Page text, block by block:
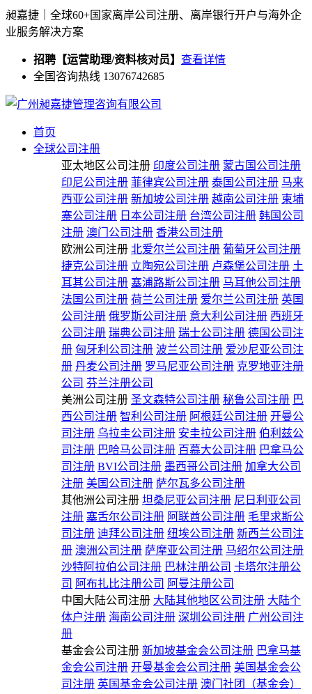
昶嘉捷｜全球60+国家离岸公司注册、离岸银行开户与海外企
业服务解决方案
招聘【运营助理/资料核对员】 查看详情
全国咨询热线 13076742685
首页
全球公司注册
亚太地区公司注册 印度公司注册 蒙古国公司注册
印尼公司注册 菲律宾公司注册 泰国公司注册 马来
西亚公司注册 新加坡公司注册 越南公司注册 柬埔
寨公司注册 日本公司注册 台湾公司注册 韩国公司
注册 澳门公司注册 香港公司注册
欧洲公司注册 北爱尔兰公司注册 葡萄牙公司注册
捷克公司注册 立陶宛公司注册 卢森堡公司注册 土
耳其公司注册 塞浦路斯公司注册 马耳他公司注册
法国公司注册 荷兰公司注册 爱尔兰公司注册 英国
公司注册 俄罗斯公司注册 意大利公司注册 西班牙
公司注册 瑞典公司注册 瑞士公司注册 德国公司注
册 匈牙利公司注册 波兰公司注册 爱沙尼亚公司注
册 丹麦公司注册 罗马尼亚公司注册 克罗地亚注册
公司 芬兰注册公司
美洲公司注册 圣文森特公司注册 秘鲁公司注册 巴
西公司注册 智利公司注册 阿根廷公司注册 开曼公
司注册 乌拉圭公司注册 安圭拉公司注册 伯利兹公
司注册 巴哈马公司注册 百慕大公司注册 巴拿马公
司注册 BVI公司注册 墨西哥公司注册 加拿大公司
注册 美国公司注册 萨尔瓦多公司注册
其他洲公司注册 坦桑尼亚公司注册 尼日利亚公司
注册 塞舌尔公司注册 阿联酋公司注册 毛里求斯公
司注册 迪拜公司注册 纽埃公司注册 新西兰公司注
册 澳洲公司注册 萨摩亚公司注册 马绍尔公司注册
沙特阿拉伯公司注册 巴林注册公司 卡塔尔注册公
司 阿布扎比注册公司 阿曼注册公司
中国大陆公司注册 大陆其他地区公司注册 大陆个
体户注册 海南公司注册 深圳公司注册 广州公司注
册
基金会公司注册 新加坡基金会公司注册 巴拿马基
金会公司注册 开曼基金会公司注册 美国基金会公
司注册 英国基金会公司注册 澳门社团（基金会）